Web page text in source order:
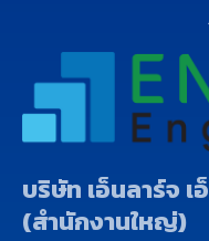
บริษัท เอ็นลาร์จ เ
(สำนักงานใหญ่)